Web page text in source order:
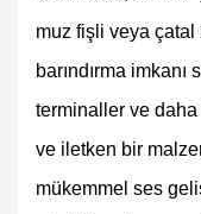
muz fişli veya çatal
barındırma
terminaller ve
ve iletken bir
mükemmel ses